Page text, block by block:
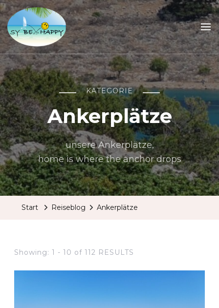
Sailing Be Happy
ein Traum wird wahr
KATEGORIE
Ankerplätze
unsere Ankerplätze,
home is where the anchor drops
Start Reiseblog Ankerplätze
Showing: 1 - 10 of 112 RESULTS